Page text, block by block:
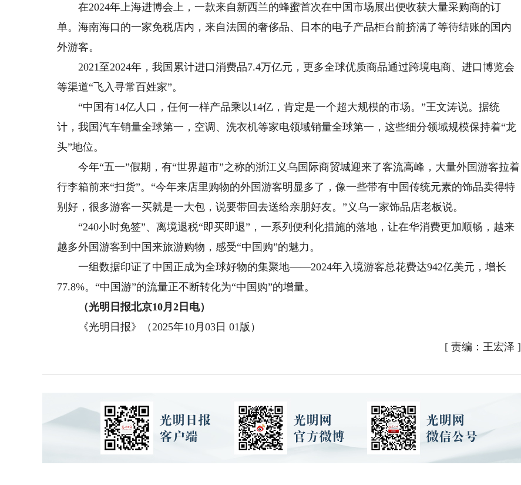
在2024年上海进博会上，一款来自新西兰的蜂蜜首次在中国市场展出便收获大量采购商的订
单。海南海口的一家免税店内，来自法国的奢侈品、日本的电子产品柜台前挤满了等待结账的国内
外游客。
2021至2024年，我国累计进口消费品7.4万亿元，更多全球优质商品通过跨境电商、进口博览会
等渠道“飞入寻常百姓家”。
“中国有14亿人口，任何一样产品乘以14亿，肯定是一个超大规模的市场。”王文涛说。据统
计，我国汽车销量全球第一，空调、洗衣机等家电领域销量全球第一，这些细分领域规模保持着“龙
头”地位。
今年“五一”假期，有“世界超市”之称的浙江义乌国际商贸城迎来了客流高峰，大量外国游客拉着
行李箱前来“扫货”。“今年来店里购物的外国游客明显多了，像一些带有中国传统元素的饰品卖得特
别好，很多游客一买就是一大包，说要带回去送给亲朋好友。”义乌一家饰品店老板说。
“240小时免签”、离境退税“即买即退”，一系列便利化措施的落地，让在华消费更加顺畅，越来
越多外国游客到中国来旅游购物，感受“中国购”的魅力。
一组数据印证了中国正成为全球好物的集聚地——2024年入境游客总花费达942亿美元，增长
77.8%。“中国游”的流量正不断转化为“中国购”的增量。
（光明日报北京10月2日电）
《光明日报》（2025年10月03日 01版）
[ 责编：王宏泽 ]